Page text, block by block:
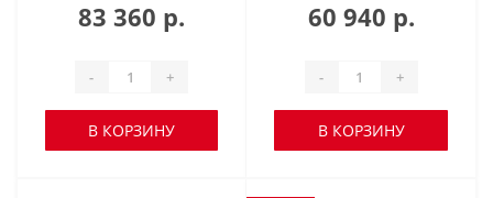
83 360 р.
- +
В КОРЗИНУ
60 940 р.
- +
В КОРЗИНУ